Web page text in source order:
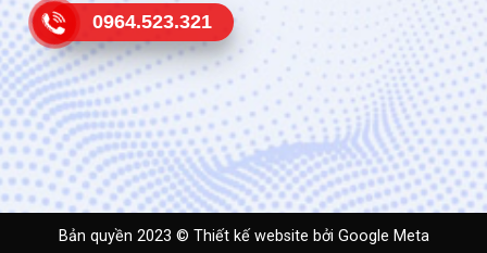
Bản quyền 2023 © Thiết kế website bởi Google Meta
0964.523.321